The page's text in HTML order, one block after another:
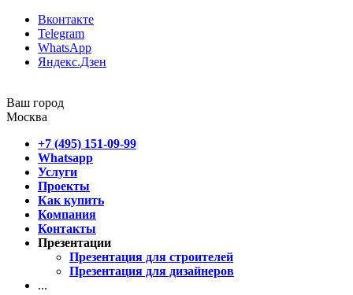
Вконтакте
Telegram
WhatsApp
Яндекс.Дзен
Ваш город
Москва
+7 (495) 151-09-99
Whatsapp
Услуги
Проекты
Как купить
Компания
Контакты
Презентации
Презентация для строителей
Презентация для дизайнеров
...